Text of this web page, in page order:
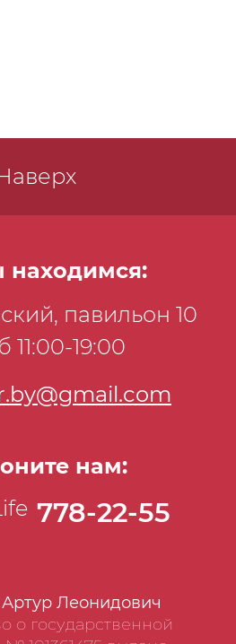
Леонидович
о государственной
находимся:
павильон 10
11:00-19:00
нам:
778-22-55